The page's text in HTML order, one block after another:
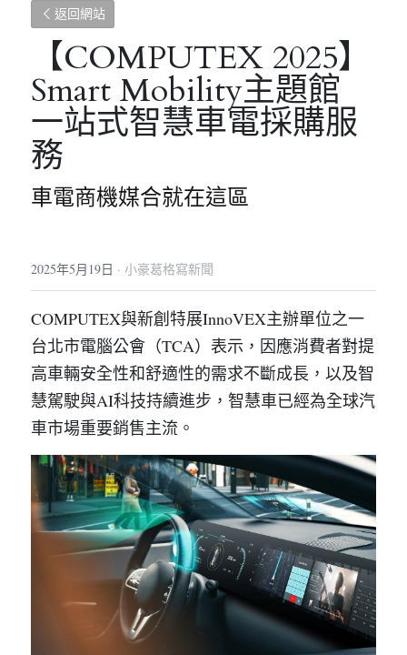
返回網站
【COMPUTEX 2025】
Smart Mobility主題館
一站式智慧車電採購服
務
車電商機媒合就在這區
2025年5月19日 · 小豪葛格寫新聞
COMPUTEX與新創特展InnoVEX主辦單位之一
台北市電腦公會（TCA）表示，因應消費者對提
高車輛安全性和舒適性的需求不斷成長，以及智
慧駕駛與AI科技持續進步，智慧車已經為全球汽
車市場重要銷售主流。